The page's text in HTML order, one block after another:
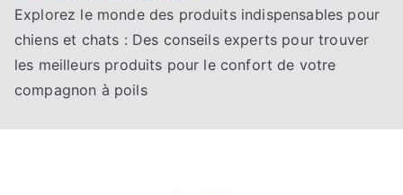
Explorez le monde des produits indispensables pour
chiens et chats : Des conseils experts pour trouver
les meilleurs produits pour le confort de votre
compagnon à poils